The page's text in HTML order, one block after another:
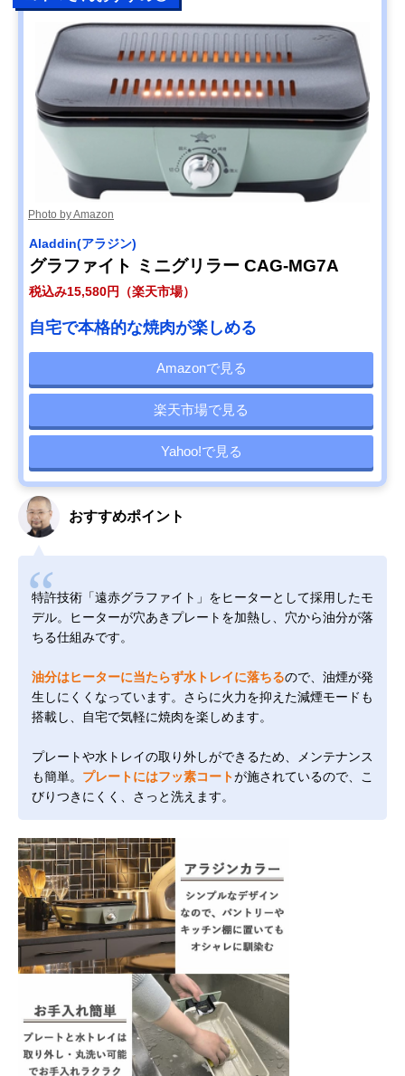
Photo by Amazon
Aladdin(アラジン)
グラファイト ミニグリラー CAG-MG7A
税込み15,580円（楽天市場）
自宅で本格的な焼肉が楽しめる
Amazonで見る
楽天市場で見る
Yahoo!で見る
おすすめポイント
特許技術「遠赤グラファイト」をヒーターとして採用したモ
デル。ヒーターが穴あきプレートを加熱し、穴から油分が落
ちる仕組みです。
油分はヒーターに当たらず水トレイに落ちるので、油煙が発
生しにくくなっています。さらに火力を抑えた減煙モードも
搭載し、自宅で気軽に焼肉を楽しめます。
プレートや水トレイの取り外しができるため、メンテナンス
も簡単。 プレートにはフッ素コートが施されているので、こ
びりつきにくく、さっと洗えます。